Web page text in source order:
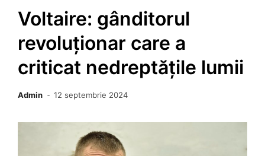
Voltaire: gânditorul
revoluționar care a
criticat nedreptățile lumii
Admin 12 septembrie 2024